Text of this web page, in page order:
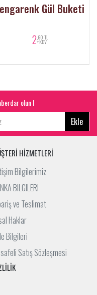
Gül Buketi
2 ,60 TL
+KDV
olun !
Ekle
HİZMETLERİ
Bilgilerimiz
BILGILERI
ve Teslimat
Haklar
Bilgileri
Satış Sözleşmesi